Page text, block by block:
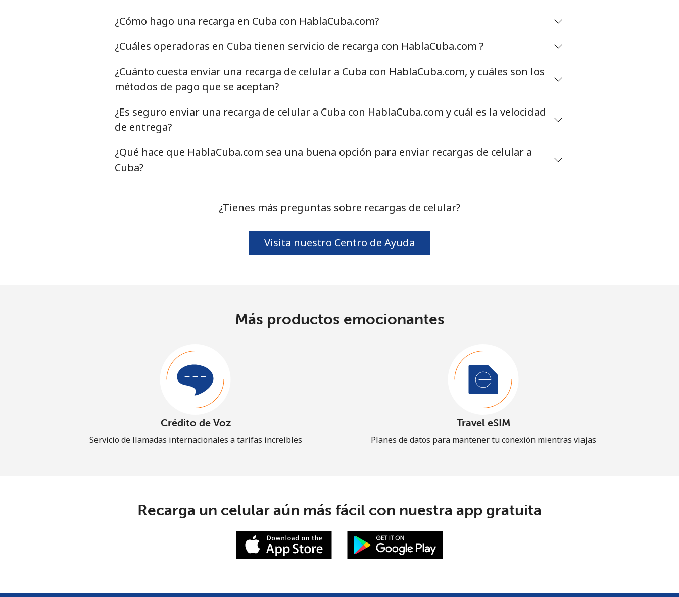
¿Cómo hago una recarga en Cuba con HablaCuba.com?
¿Cuáles operadoras en Cuba tienen servicio de recarga con HablaCuba.com ?
¿Cuánto cuesta enviar una recarga de celular a Cuba con HablaCuba.com, y cuáles son los
métodos de pago que se aceptan?
¿Es seguro enviar una recarga de celular a Cuba con HablaCuba.com y cuál es la velocidad
de entrega?
¿Qué hace que HablaCuba.com sea una buena opción para enviar recargas de celular a
Cuba?
¿Tienes más preguntas sobre recargas de celular?
Visita nuestro Centro de Ayuda
Más productos emocionantes
Crédito de Voz
Servicio de llamadas internacionales a tarifas increíbles
Travel eSIM
Planes de datos para mantener tu conexión mientras viajas
Recarga un celular aún más fácil con nuestra app gratuita